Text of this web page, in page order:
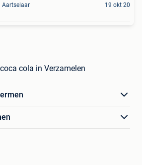
Aartselaar 19 okt 20
cola in Verzamelen